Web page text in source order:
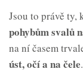
Jsou to právě ty,
pohybům svalů
na ní časem
úst, očí a na čele